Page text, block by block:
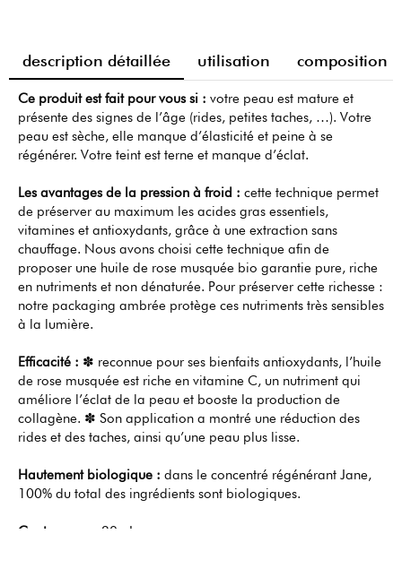
description détaillée utilisation composition
Ce produit est fait pour vous si : votre peau est mature et
présente des signes de l’âge (rides, petites taches, …). Votre
peau est sèche, elle manque d’élasticité et peine à se
régénérer. Votre teint est terne et manque d’éclat.
Les avantages de la pression à froid : cette technique permet
de préserver au maximum les acides gras essentiels,
vitamines et antioxydants, grâce à une extraction sans
chauffage. Nous avons choisi cette technique afin de
proposer une huile de rose musquée bio garantie pure, riche
en nutriments et non dénaturée. Pour préserver cette richesse :
notre packaging ambrée protège ces nutriments très sensibles
à la lumière.
Efficacité : ✽ reconnue pour ses bienfaits antioxydants, l’huile
de rose musquée est riche en vitamine C, un nutriment qui
améliore l’éclat de la peau et booste la production de
collagène. ✽ Son application a montré une réduction des
rides et des taches, ainsi qu’une peau plus lisse.
Hautement biologique : dans le concentré régénérant Jane,
100% du total des ingrédients sont biologiques.
Contenance : 30mL